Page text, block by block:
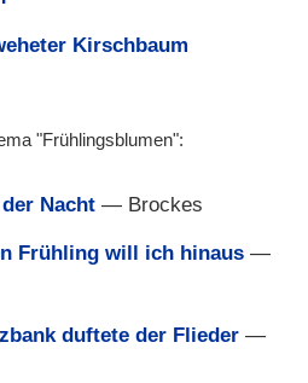
Kirschbaum
"Frühlingsblumen":
Nacht— Brockes
Frühling will ich hinaus—
duftete der Flieder—